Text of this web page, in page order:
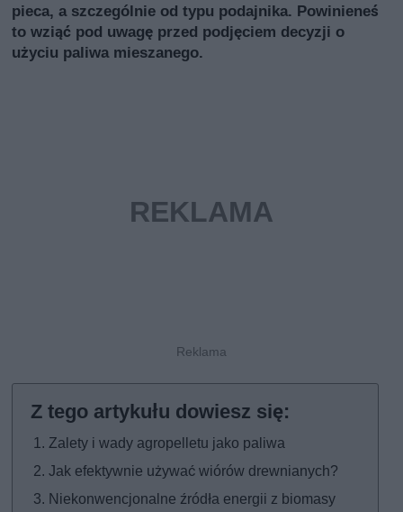
pieca, a szczególnie od typu podajnika. Powinieneś
to wziąć pod uwagę przed podjęciem decyzji o
użyciu paliwa mieszanego.
Zalety i wady agropelletu jako paliwa
Jak efektywnie używać wiórów drewnianych?
Niekonwencjonalne źródła energii z biomasy